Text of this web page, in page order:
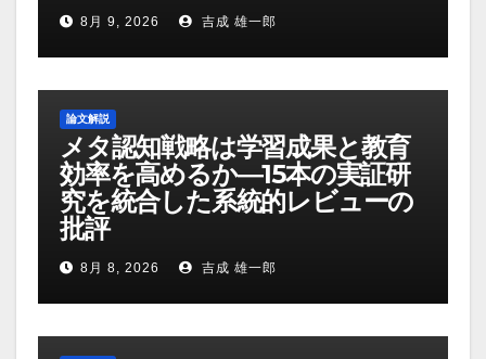
8月 9, 2026 吉成 雄一郎
論文解説
メタ認知戦略は学習成果と教育
効率を高めるか―15本の実証研
究を統合した系統的レビューの
批評
8月 8, 2026 吉成 雄一郎